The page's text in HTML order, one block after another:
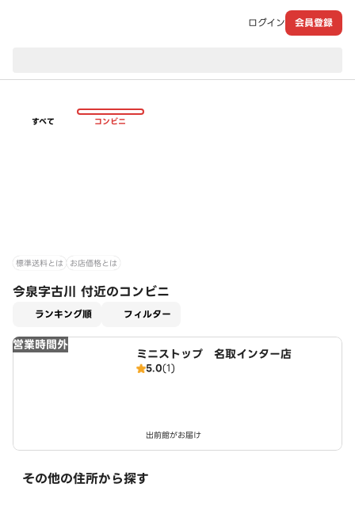
ログイン 会員登録
すべて コンビニ
標準送料とは お店価格とは
今泉字古川 付近のコンビニ
ランキング順 フィルター
営業時間外
ミニストップ 名取インター店
5.0(1)
出前館がお届け
その他の住所から探す